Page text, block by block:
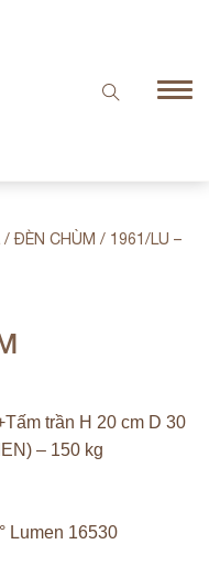
ĐÈN CHÙM / 1961/LU –
trần H 20 cm D 30
– 150 kg
Lumen 16530